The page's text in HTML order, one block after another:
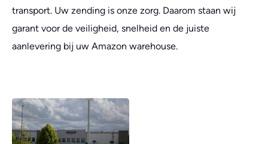
transport. Uw zending is onze zorg. Daarom staan wij
garant voor de veiligheid, snelheid en de juiste
aanlevering bij uw Amazon warehouse.